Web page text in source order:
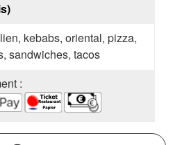
kebabs, oriental, pizza,
sandwiches, tacos
: